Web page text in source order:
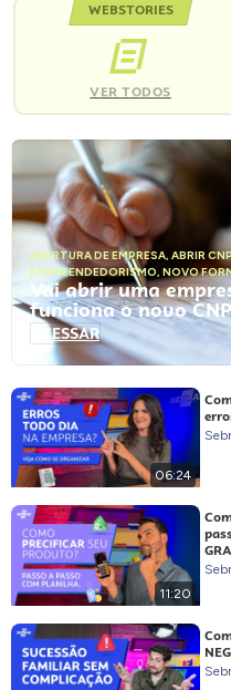
WEBSTORIES
VER TODOS
ABERTURA DE EMPRESA, ABRIR
EMPREENDEDORISMO, NOVO
Vai abrir uma
funciona o novo
ACESSAR
06:24
11:20